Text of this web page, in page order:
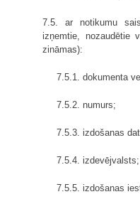
7.5. ar notikumu
izņemtie, nozaudētie
zināmas):
7.5.1. dokumenta
7.5.2. numurs;
7.5.3. izdošanas
7.5.4. izdevējvalsts;
7.5.5. izdošanas